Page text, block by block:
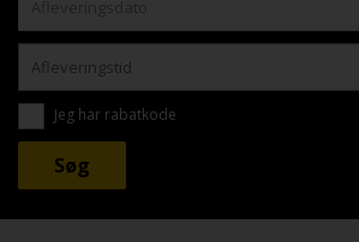
Jeg har rabatkode